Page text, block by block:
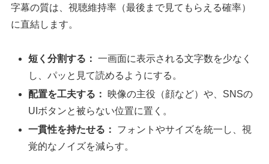
字幕の質は、視聴維持率（最後まで見てもらえる確率）
に直結します。
短く分割する： 一画面に表示される文字数を少なく
し、パッと見て読めるようにする。
配置を工夫する：
映像の主役（顔など）や、SNSの
UIボタンと被らない位置に置く。
一貫性を持たせる：
フォントやサイズを統一し、視
覚的なノイズを減らす。